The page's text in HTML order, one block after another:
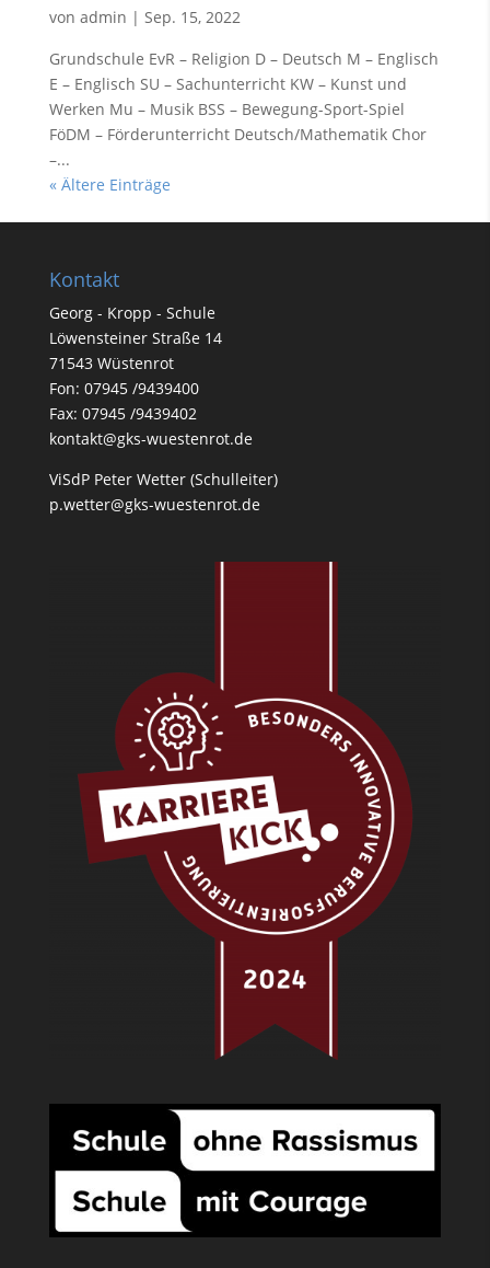
von admin | Sep. 15, 2022
Grundschule EvR – Religion D – Deutsch M – Englisch
E – Englisch SU – Sachunterricht KW – Kunst und
Werken Mu – Musik BSS – Bewegung-Sport-Spiel
FöDM – Förderunterricht Deutsch/Mathematik Chor
–...
« Ältere Einträge
Kontakt
Georg - Kropp - Schule
Löwensteiner Straße 14
71543 Wüstenrot
Fon: 07945 /9439400
Fax: 07945 /9439402
kontakt@gks-wuestenrot.de
ViSdP Peter Wetter (Schulleiter)
p.wetter@gks-wuestenrot.de